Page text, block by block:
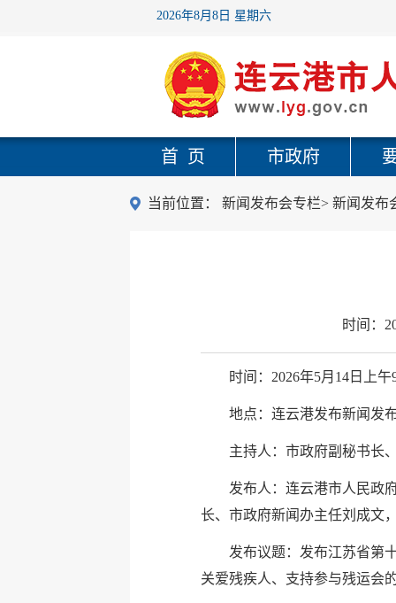
2026年8月8日 星期六
首 页 市政府
当前位置： 新闻发布会专栏> 新闻发布
时间：
时间：2026年5月14日上午
地点：连云港发布新闻发
主持人：市政府副秘书长
发布人：连云港市人民政
长、市政府新闻办主任刘成文
发布议题：发布江苏省第
关爱残疾人、支持参与残运会